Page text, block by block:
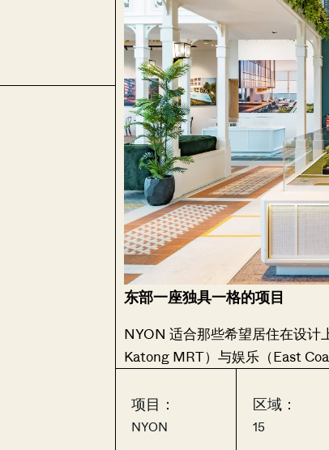
东部一座独具一格的项目
NYON 适合那些希望居住在设计
Katong MRT）与娱乐（East
项目：
NYON
区域：
15